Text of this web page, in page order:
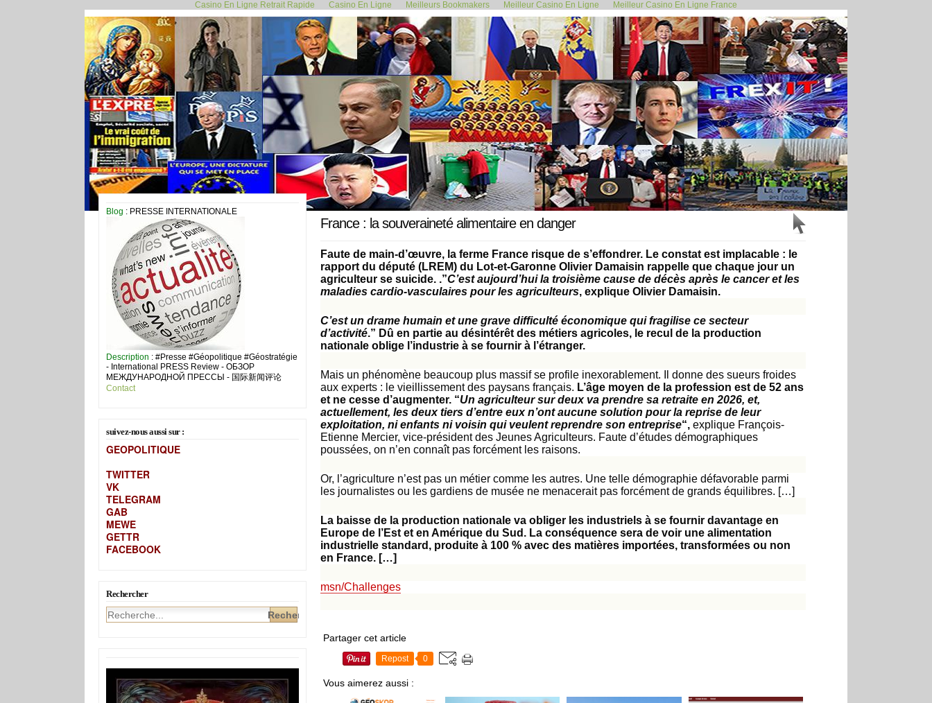
Casino En Ligne Retrait Rapide Casino En Ligne Meilleurs Bookmakers Meilleur Casino En Ligne Meilleur Casino En Ligne France
Blog : PRESSE INTERNATIONALE
Description : #Presse #Géopolitique #Géostratégie
- International PRESS Review - ОБЗОР
МЕЖДУНАРОДНОЙ ПРЕССЫ - 国际新闻评论
Contact
suivez-nous aussi sur :
GEOPOLITIQUE
TWITTER
VK
TELEGRAM
GAB
MEWE
GETTR
FACEBOOK
Rechercher
<< Le masque en extérieur est-il... Droit : Des cursus “migrations”... >>
13 décembre 2020
France : la souveraineté alimentaire en danger
Faute de main-d’œuvre, la ferme France risque de s’effondrer. Le constat est implacable : le
rapport du député (LREM) du Lot-et-Garonne Olivier Damaisin rappelle que chaque jour un
agriculteur se suicide. .”C’est aujourd’hui la troisième cause de décès après le cancer et les
maladies cardio-vasculaires pour les agriculteurs, explique Olivier Damaisin.
C’est un drame humain et une grave difficulté économique qui fragilise ce secteur
d’activité.” Dû en partie au désintérêt des métiers agricoles, le recul de la production
nationale oblige l’industrie à se fournir à l’étranger.
Mais un phénomène beaucoup plus massif se profile inexorablement. Il donne des sueurs froides
aux experts : le vieillissement des paysans français. L’âge moyen de la profession est de 52 ans
et ne cesse d’augmenter. “Un agriculteur sur deux va prendre sa retraite en 2026, et,
actuellement, les deux tiers d’entre eux n’ont aucune solution pour la reprise de leur
exploitation, ni enfants ni voisin qui veulent reprendre son entreprise“, explique François-
Etienne Mercier, vice-président des Jeunes Agriculteurs. Faute d’études démographiques
poussées, on n’en connaît pas forcément les raisons.
Or, l’agriculture n’est pas un métier comme les autres. Une telle démographie défavorable parmi
les journalistes ou les gardiens de musée ne menacerait pas forcément de grands équilibres. […]
La baisse de la production nationale va obliger les industriels à se fournir davantage en
Europe de l’Est et en Amérique du Sud. La conséquence sera de voir une alimentation
industrielle standard, produite à 100 % avec des matières importées, transformées ou non
en France. […]
msn/Challenges
Partager cet article
Repost 0
Vous aimerez aussi :